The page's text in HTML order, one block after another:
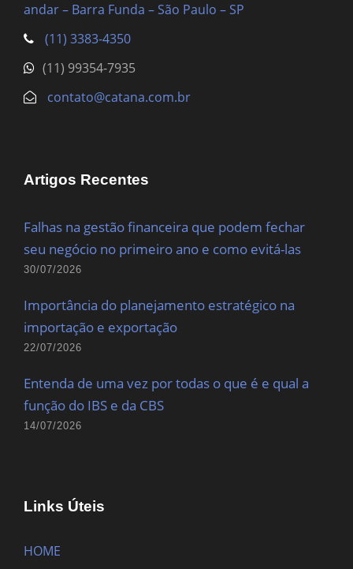
andar – Barra Funda – São Paulo – SP
(11) 3383-4350
(11) 99354-7935
contato@catana.com.br
Artigos Recentes
Falhas na gestão financeira que podem fechar
seu negócio no primeiro ano e como evitá-las
30/07/2026
Importância do planejamento estratégico na
importação e exportação
22/07/2026
Entenda de uma vez por todas o que é e qual a
função do IBS e da CBS
14/07/2026
Links Úteis
HOME